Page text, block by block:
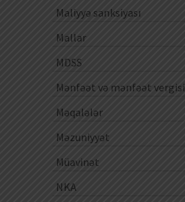
Maliyyə sanksiyası
Mallar
MDSS
Mənfəət və mənfəət vergisi
Məqalələr
Məzuniyyət
Müavinət
NKA